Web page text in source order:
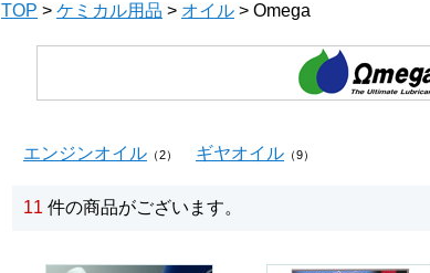
TOP > ケミカル用品 > オイル > Omega
エンジンオイル （2） ギヤオイル （9）
11 件の商品がございます。